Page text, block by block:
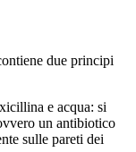
due principi
e acqua: si
un antibiotico
sulle pareti dei